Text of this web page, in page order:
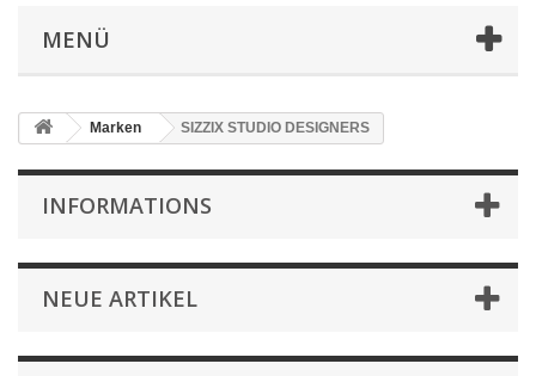
MENÜ
Marken SIZZIX STUDIO DESIGNERS
INFORMATIONS
NEUE ARTIKEL